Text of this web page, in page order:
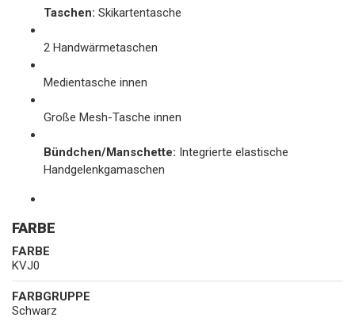
Taschen: Skikartentasche
2 Handwärmetaschen
Medientasche innen
Große Mesh-Tasche innen
Bündchen/Manschette: Integrierte elastische
Handgelenkgamaschen
FARBE
FARBE
KVJ0
FARBGRUPPE
Schwarz